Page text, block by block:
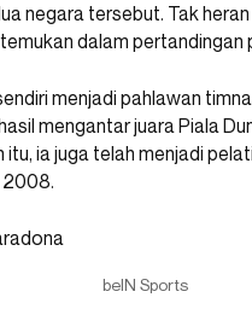
negara tersebut. Tak
dalam pertandingan
menjadi pahlawan
mengantar juara Piala
itu, ia juga telah menjadi
2008.
beIN Sports